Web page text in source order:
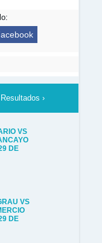
Resultados ›
VS
DE
VS
DE